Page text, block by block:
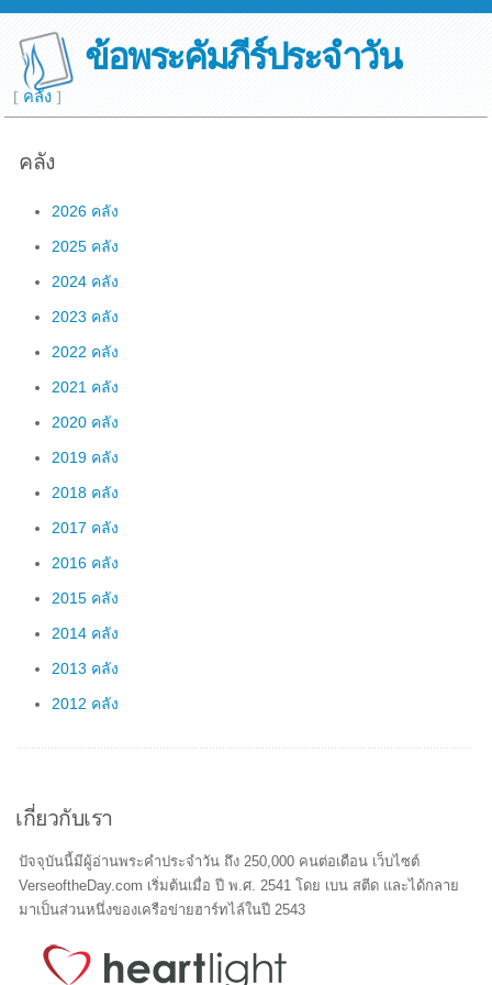
ข้อพระคัมภีร์ประจำวัน
[ คลัง ]
คลัง
2026 คลัง
2025 คลัง
2024 คลัง
2023 คลัง
2022 คลัง
2021 คลัง
2020 คลัง
2019 คลัง
2018 คลัง
2017 คลัง
2016 คลัง
2015 คลัง
2014 คลัง
2013 คลัง
2012 คลัง
เกี่ยวกับเรา
ปัจจุบันนี้มีผู้อ่านพระคำประจำวัน ถึง 250,000 คนต่อเดือน เว็บไซต์
VerseoftheDay.com เริ่มต้นเมื่อ ปี พ.ศ. 2541 โดย เบน สตีด และได้กลาย
มาเป็นส่วนหนึ่งของเครือข่ายฮาร์ทไล์ในปี 2543